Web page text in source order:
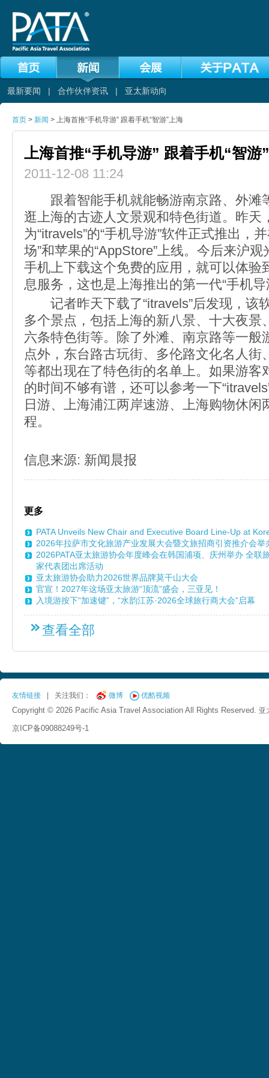
最新要闻 | 合作伙伴资讯 | 亚太新动向
首页 > 新闻 > 上海首推“手机导游” 跟着手机“智游”上海
上海首推“手机导游” 跟着手机“智游
2011-12-08 11:24
跟着智能手机就能畅游南京路、外滩
逛上海的古迹人文景观和特色街道。昨天
为“itravels”的“手机导游”软件正式推出，
场”和苹果的“AppStore”上线。今后来沪
手机上下载这个免费的应用，就可以体验
息服务，这也是上海推出的第一代“手
记者昨天下载了“itravels”后发现，该
多个景点，包括上海的新八景、十大夜景
六条特色街等。除了外滩、南京路等一般
点外，东台路古玩街、多伦路文化名人街
等都出现在了特色街的名单上。如果游客
的时间不够有谱，还可以参考一下
日游、上海浦江两岸速游、上海购物休闲
程。
信息来源: 新闻晨报
更多
PATA Unveils New Chair and Executive Board Line-Up at
2026年拉萨市文化旅游产业发展大会暨文旅招商引资推介会举
2026PATA亚太旅游协会年度峰会在韩国浦项、庆州举办 全联
家代表团出席活动
亚太旅游协会助力2026世界品牌莫干山大会
官宣！2027年这场亚太旅游“顶流”盛会，三亚见！
入境游按下“加速键”，“水韵江苏·2026全球旅行商大会”启幕
查看全部
友情链接 关注我们： 微博 优酷视频
Copyright © 2026 Pacific Asia Travel Association All Rights Reserved. 亚
京ICP备09088249号-1